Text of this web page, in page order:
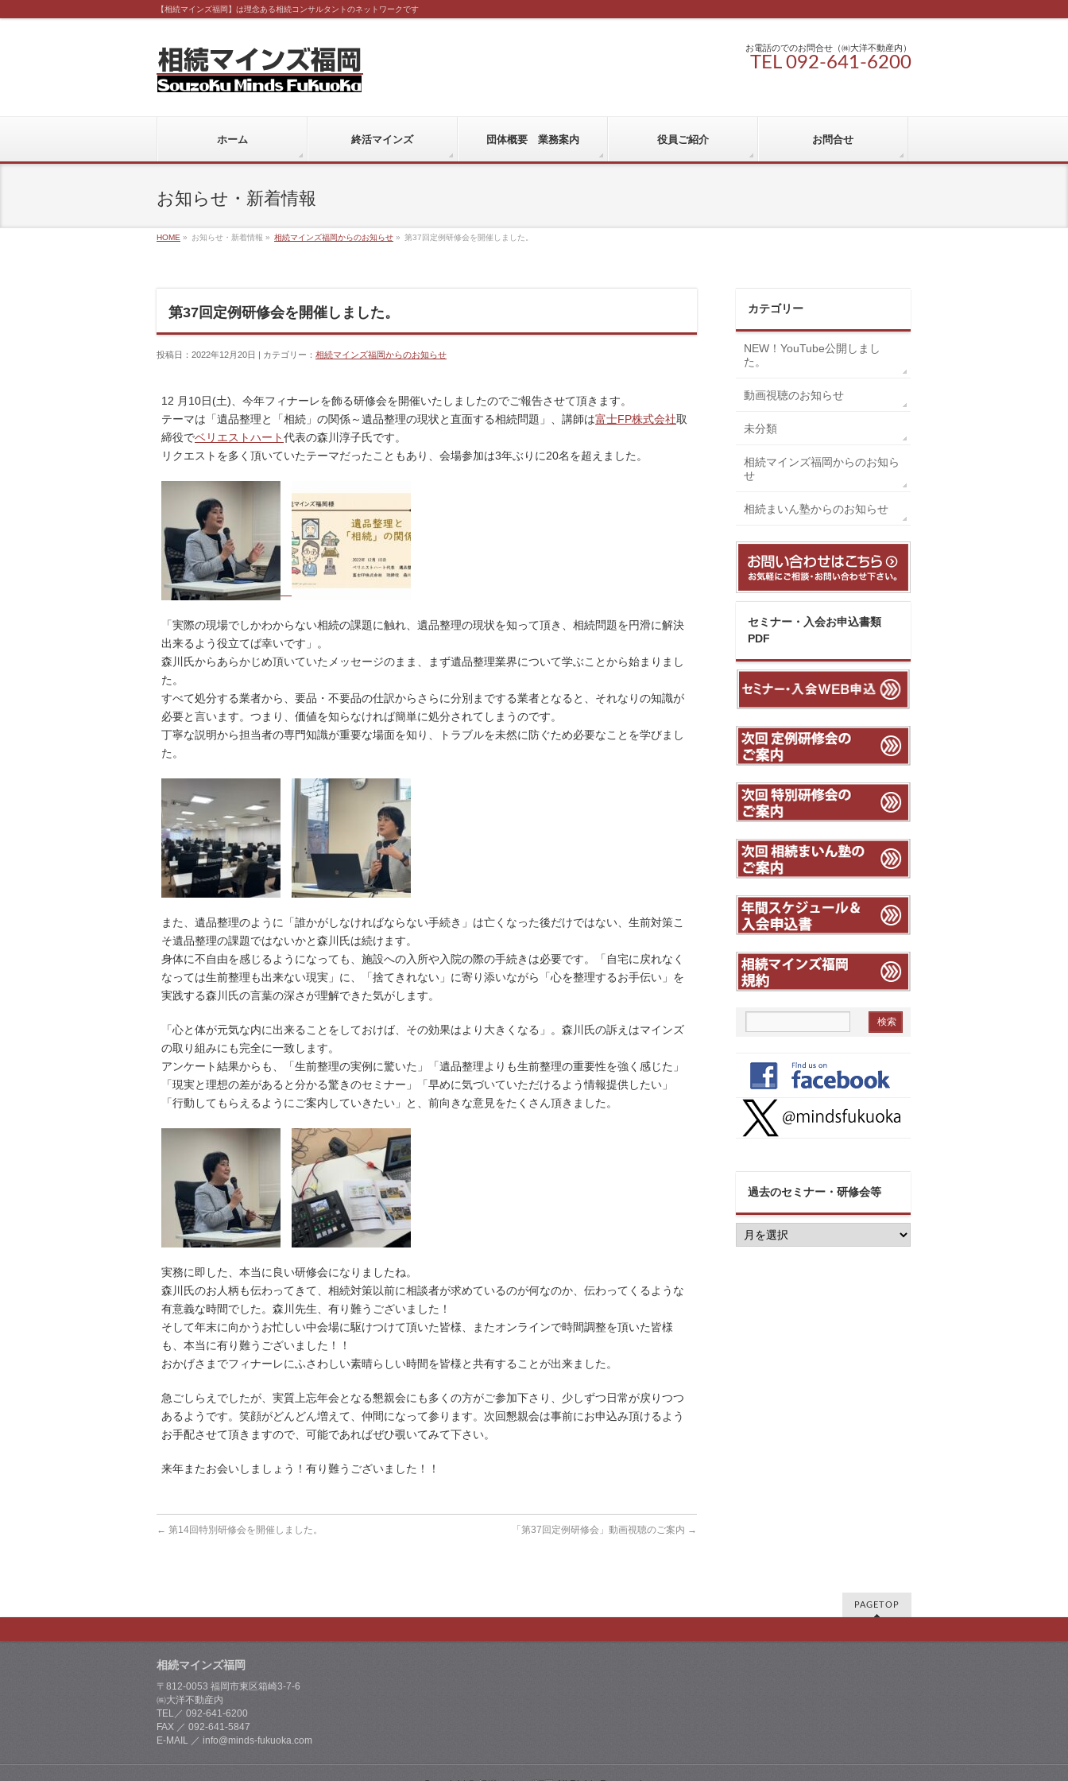
【相続マインズ福岡】は理念ある相続コンサルタントのネットワークです
お電話のでのお問合せ（㈱大洋不動産内）
TEL 092-641-6200
ホーム 終活マインズ 団体概要 業務案内 役員ご紹介 お問合せ
お知らせ・新着情報
HOME » お知らせ・新着情報 » 相続マインズ福岡からのお知らせ » 第37回定例研修会を開催しました。
第37回定例研修会を開催しました。
投稿日：2022年12月20日 | カテゴリー： 相続マインズ福岡からのお知らせ
12 月10日(土)、今年フィナーレを飾る研修会を開催いたしましたのでご報告させて頂きます。
テーマは「遺品整理と「相続」の関係～遺品整理の現状と直面する相続問題」、講師は富士FP株式会社取
締役でベリエストハート代表の森川淳子氏です。
リクエストを多く頂いていたテーマだったこともあり、会場参加は3年ぶりに20名を超えました。
「実際の現場でしかわからない相続の課題に触れ、遺品整理の現状を知って頂き、相続問題を円滑に解決
出来るよう役立てば幸いです」。
森川氏からあらかじめ頂いていたメッセージのまま、まず遺品整理業界について学ぶことから始まりまし
た。
すべて処分する業者から、要品・不要品の仕訳からさらに分別までする業者となると、それなりの知識が
必要と言います。つまり、価値を知らなければ簡単に処分されてしまうのです。
丁寧な説明から担当者の専門知識が重要な場面を知り、トラブルを未然に防ぐため必要なことを学びまし
た。
また、遺品整理のように「誰かがしなければならない手続き」は亡くなった後だけではない、生前対策こ
そ遺品整理の課題ではないかと森川氏は続けます。
身体に不自由を感じるようになっても、施設への入所や入院の際の手続きは必要です。「自宅に戻れなく
なっては生前整理も出来ない現実」に、「捨てきれない」に寄り添いながら「心を整理するお手伝い」を
実践する森川氏の言葉の深さが理解できた気がします。
「心と体が元気な内に出来ることをしておけば、その効果はより大きくなる」。森川氏の訴えはマインズ
の取り組みにも完全に一致します。
アンケート結果からも、「生前整理の実例に驚いた」「遺品整理よりも生前整理の重要性を強く感じた」
「現実と理想の差があると分かる驚きのセミナー」「早めに気づいていただけるよう情報提供したい」
「行動してもらえるようにご案内していきたい」と、前向きな意見をたくさん頂きました。
実務に即した、本当に良い研修会になりましたね。
森川氏のお人柄も伝わってきて、相続対策以前に相談者が求めているのが何なのか、伝わってくるような
有意義な時間でした。森川先生、有り難うございました！
そして年末に向かうお忙しい中会場に駆けつけて頂いた皆様、またオンラインで時間調整を頂いた皆様
も、本当に有り難うございました！！
おかげさまでフィナーレにふさわしい素晴らしい時間を皆様と共有することが出来ました。
急ごしらえでしたが、実質上忘年会となる懇親会にも多くの方がご参加下さり、少しずつ日常が戻りつつ
あるようです。笑顔がどんどん増えて、仲間になって参ります。次回懇親会は事前にお申込み頂けるよう
お手配させて頂きますので、可能であればぜひ覗いてみて下さい。
来年またお会いしましょう！有り難うございました！！
← 第14回特別研修会を開催しました。 「第37回定例研修会」動画視聴のご案内 →
カテゴリー
NEW！YouTube公開しまし
た。
動画視聴のお知らせ
未分類
相続マインズ福岡からのお知ら
せ
相続まいん塾からのお知らせ
セミナー・入会お申込書類
PDF
過去のセミナー・研修会等
過
去
PAGETOP
相続マインズ福岡
〒812-0053 福岡市東区箱崎3-7-6
㈱大洋不動産内
TEL／ 092-641-6200
FAX ／ 092-641-5847
E-MAIL ／ info@minds-fukuoka.com